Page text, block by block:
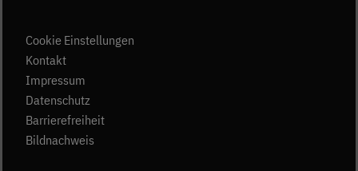
Cookie Einstellungen
Kontakt(öffnet in neuem Tab)
Impressum
Datenschutz
Barrierefreiheit
Bildnachweis